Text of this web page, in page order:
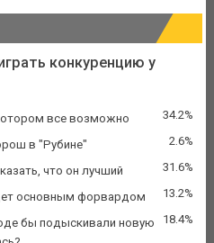
конкуренцию у
все возможно 34.2%
в "Рубине" 2.6%
что он лучший 31.6%
основным форвардом 13.2%
бы подыскивали новую
18.4%